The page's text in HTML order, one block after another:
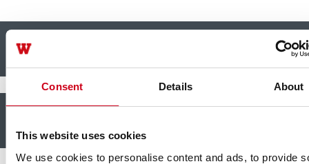
Consent Details About
This website uses cookies
We use cookies to personalise content and ads, to provide
WICTOUCH Manillas de puertas +